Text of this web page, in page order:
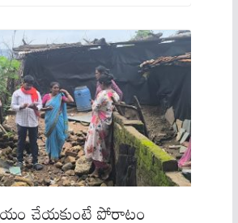
చేయకుంటే పోరాటం